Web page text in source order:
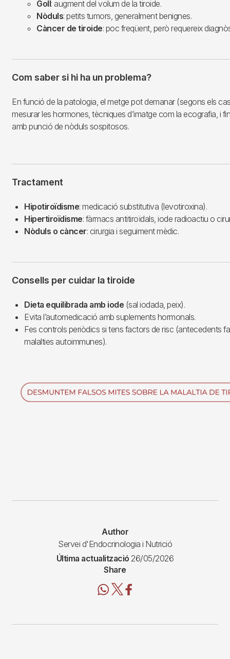
Goll: augment del volum de la tiroide.
Nòduls: petits tumors, generalment benignes.
Càncer de tiroide: poc freqüent, però requereix
Com saber si hi ha un problema?
En funció de la patologia, el metge pot demanar (segons els
mesurar les hormones, tècniques d’imatge com la ecografia, i
amb punció de nòduls sospitosos.
Tractament
Hipotiroïdisme: medicació substitutiva (levotiroxina).
Hipertiroïdisme: fàrmacs antitiroïdals, iode radioactiu o
Nòduls o càncer: cirurgia i seguiment mèdic.
Consells per cuidar la tiroide
Dieta equilibrada amb iode (sal iodada, peix).
Evita l’automedicació amb suplements hormonals.
Fes controls periòdics si tens factors de risc (antecedents
malalties autoimmunes).
Imagen
Author
Servei d'Endocrinologia i Nutrició
Última actualització 26/05/2026
Share